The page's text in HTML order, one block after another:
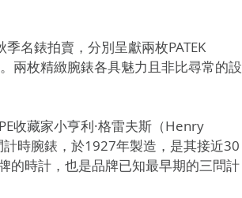
名錶拍賣，分別呈獻兩枚PATEK
兩枚精緻腕錶各具魅力且非比尋常的設
收藏家小亨利·格雷夫斯（Henry
時腕錶，於1927年製造，是其接近30
的時計，也是品牌已知最早期的三問計